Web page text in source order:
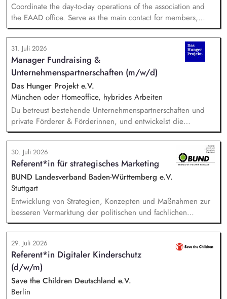
Coordinate the day-to-day operations of the association and
the EAAD office. Serve as the main contact for members,
partners and general enquiries. Support the Board of
Directors by organising meetings, preparing documents and
following up on decisions. Coordinate the association's
website, newsletters and social media. Support awareness
campaigns and communication activities. Coordinate and
develop EAAD's fundraising activities.
31. Juli 2026
Manager Fundraising &
Unternehmenspartnerschaften (m/w/d)
Das Hunger Projekt e.V.
München oder Homeoffice, hybrides Arbeiten
Du betreust bestehende Unternehmenspartnerschaften und
private Förderer & Förderinnen, und entwickelst die
Zusammenarbeit systematisch weiter. Du identifizierst neue
Unternehmen und Förderer & Förderinnen und sprichst sie
aktiv an. Du planst und setzt Fundraising-Maßnahmen
eigenständig um und verfolgst deren Ergebnisse. Du
arbeitest eng mit der Landesdirektion, dem Marketing und
unseren Programmkollegen zusammen.
30. Juli 2026
Referent*in für strategisches Marketing
BUND Landesverband Baden-Württemberg e.V.
Stuttgart
Entwicklung von Strategien, Konzepten und Maßnahmen zur
besseren Vermarktung der politischen und fachlichen
Aktivitäten des BUND Baden-Württemberg, Beratung,
Unterstützung und Qualifizierung der Haupt- und
Ehrenamtlichen im BUND zur Verbesserung der öffentlichen
Sichtbarkeit des BUND, Konzeptionelle Begleitung des
BUND-Auftritts bei Veranstaltungen, Aktionen u.ä.
29. Juli 2026
Referent*in Digitaler Kinderschutz
(d/w/m)
Save the Children Deutschland e.V.
Berlin